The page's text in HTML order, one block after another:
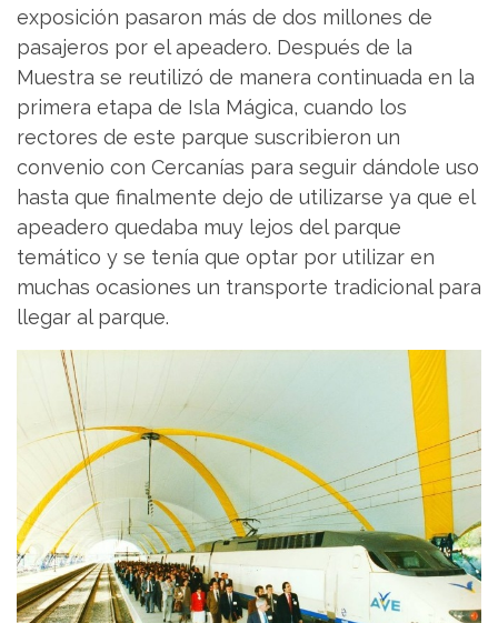
exposición pasaron más de dos millones de
pasajeros por el apeadero. Después de la
Muestra se reutilizó de manera continuada en la
primera etapa de Isla Mágica, cuando los
rectores de este parque suscribieron un
convenio con Cercanías para seguir dándole uso
hasta que finalmente dejo de utilizarse ya que el
apeadero quedaba muy lejos del parque
temático y se tenía que optar por utilizar en
muchas ocasiones un transporte tradicional para
llegar al parque.